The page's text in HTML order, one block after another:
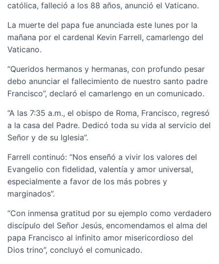
católica, falleció a los 88 años, anunció el Vaticano.
La muerte del papa fue anunciada este lunes por la
mañana por el cardenal Kevin Farrell, camarlengo del
Vaticano.
“Queridos hermanos y hermanas, con profundo pesar
debo anunciar el fallecimiento de nuestro santo padre
Francisco”, declaró el camarlengo en un comunicado.
“A las 7:35 a.m., el obispo de Roma, Francisco, regresó
a la casa del Padre. Dedicó toda su vida al servicio del
Señor y de su Iglesia”.
Farrell continuó: “Nos enseñó a vivir los valores del
Evangelio con fidelidad, valentía y amor universal,
especialmente a favor de los más pobres y
marginados”.
“Con inmensa gratitud por su ejemplo como verdadero
discípulo del Señor Jesús, encomendamos el alma del
papa Francisco al infinito amor misericordioso del
Dios trino”, concluyó el comunicado.